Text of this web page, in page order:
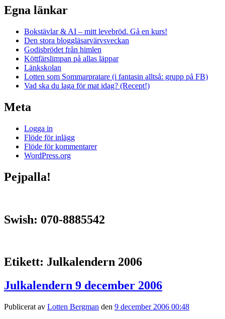
Egna länkar
Bokstävlar & AI – mitt levebröd. Gå en kurs!
Den stora bloggläsarvärvsveckan
Godisbrödet från himlen
Köttfärslimpan på allas läppar
Länkskolan
Lotten som Sommarpratare (i fantasin alltså: grupp på FB)
Vad ska du laga för mat idag? (Recept!)
Meta
Logga in
Flöde för inlägg
Flöde för kommentarer
WordPress.org
Pejpalla!
Swish: 070-8885542
Etikett: Julkalendern 2006
Julkalendern 9 december 2006
Publicerat av Lotten Bergman den 9 december 2006 00:48